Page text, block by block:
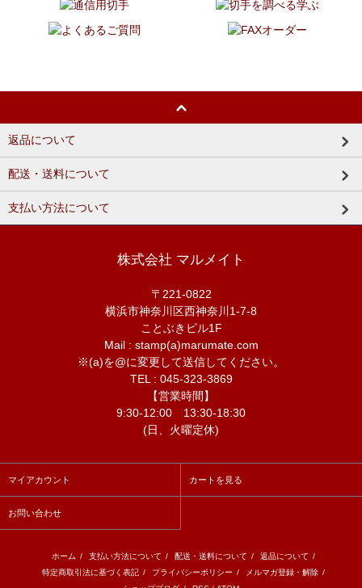
返品について
配送・送料について
支払い方法について
株式会社 マルメイト
〒221-0822
横浜市神奈川区西神奈川1-7-8
ことぶきビル1F
Mail : stamp(a)marumate.com
※(a)を@に変更して送信してください。
TEL : 045-323-3869
【営業時間】
9:30-12:00 13:30-18:30
(日、火曜定休)
マイアカウント カートを見る
お問い合わせ
ホーム / 支払い方法について / 配送・送料について / 返品について /
特定商取引法に基づく表記 / プライバシーポリシー / メルマガ登録・解除 /